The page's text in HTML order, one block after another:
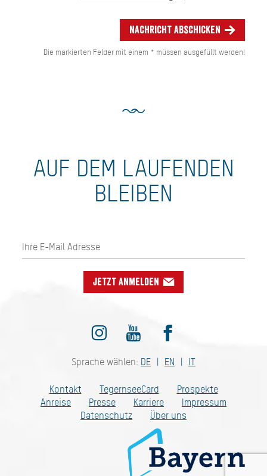
Nachricht abschicken
Die markierten Felder mit einem * müssen ausgefüllt werden!
AUF DEM LAUFENDEN
BLEIBEN
Jetzt anmelden
Sprache wählen: DE EN IT
Kontakt TegernseeCard
Prospekte
Anreise
Presse Karriere
Impressum
Datenschutz
Über uns